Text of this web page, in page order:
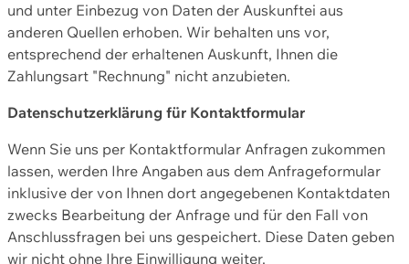
und unter Einbezug von Daten der Auskunftei aus
anderen Quellen erhoben. Wir behalten uns vor,
entsprechend der erhaltenen Auskunft, Ihnen die
Zahlungsart "Rechnung" nicht anzubieten.
Datenschutzerklärung für Kontaktformular
Wenn Sie uns per Kontaktformular Anfragen zukommen
lassen, werden Ihre Angaben aus dem Anfrageformular
inklusive der von Ihnen dort angegebenen Kontaktdaten
zwecks Bearbeitung der Anfrage und für den Fall von
Anschlussfragen bei uns gespeichert. Diese Daten geben
wir nicht ohne Ihre Einwilligung weiter.